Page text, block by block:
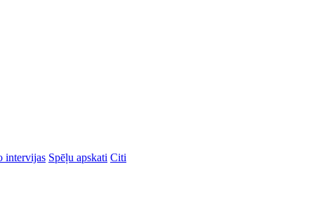
intervijas Spēļu apskati Citi